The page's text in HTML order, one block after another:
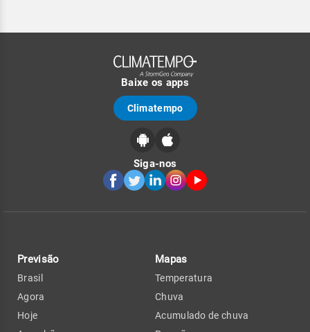
Baixe os apps
Climatempo
Siga-nos
Previsão
Brasil
Agora
Hoje
Mapas
Temperatura
Chuva
Acumulado de chuva